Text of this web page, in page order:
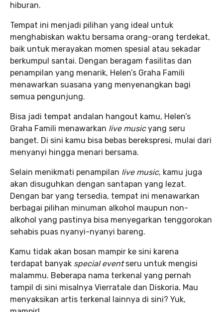
hiburan.
Tempat ini menjadi pilihan yang ideal untuk
menghabiskan waktu bersama orang-orang terdekat,
baik untuk merayakan momen spesial atau sekadar
berkumpul santai. Dengan beragam fasilitas dan
penampilan yang menarik, Helen’s Graha Famili
menawarkan suasana yang menyenangkan bagi
semua pengunjung.
Bisa jadi tempat andalan hangout kamu, Helen’s
Graha Famili menawarkan live musicyang seru
banget. Di sini kamu bisa bebas berekspresi, mulai dari
menyanyi hingga menari bersama.
Selain menikmati penampilan live music, kamu juga
akan disuguhkan dengan santapan yang lezat.
Dengan bar yang tersedia, tempat ini menawarkan
berbagai pilihan minuman alkohol maupun non-
alkohol yang pastinya bisa menyegarkan tenggorokan
sehabis puas nyanyi-nyanyi bareng.
Kamu tidak akan bosan mampir ke sini karena
terdapat banyak special eventseru untuk mengisi
malammu. Beberapa nama terkenal yang pernah
tampil di sini misalnya Vierratale dan Diskoria. Mau
menyaksikan artis terkenal lainnya di sini? Yuk,